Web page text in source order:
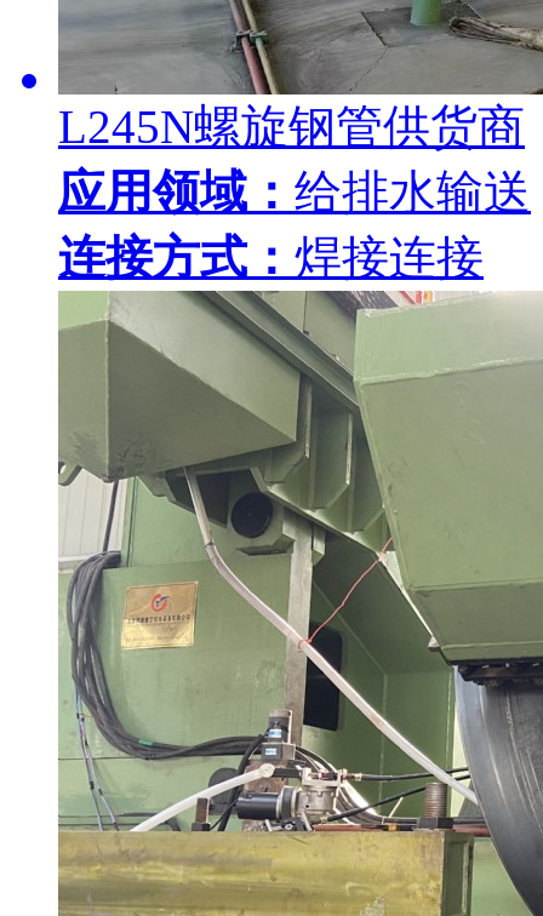
L245N螺旋钢管供货商
应用领域： 给排水输送
连接方式： 焊接连接